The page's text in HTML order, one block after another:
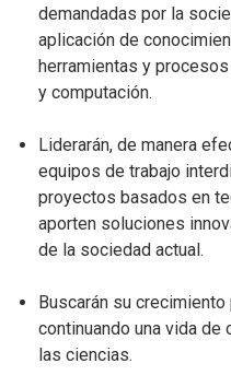
demandadas por la
aplicación de
herramientas y
y computación.
Liderarán, de manera
equipos de trabajo
proyectos basados en
aporten soluciones
de la sociedad actual.
Buscarán su
continuando una vida de
las ciencias.